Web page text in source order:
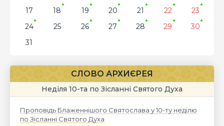
17
18 19 20 21 22
23
24
25 26 27 28 29
30
31
СЛОВО АРХИЄРЕЯ
Неділя 10-та по Зісланні Святого Духа
Проповідь Блаженнішого Святослава у 10-ту неділю
по Зісланні Святого Духа